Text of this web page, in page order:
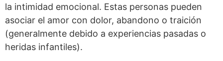
la intimidad emocional. Estas personas pueden
asociar el amor con dolor, abandono o traición
(generalmente debido a experiencias pasadas o
heridas infantiles).